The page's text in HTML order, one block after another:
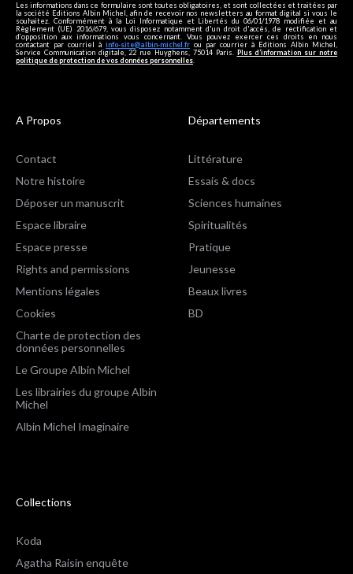
Les informations dans ce formulaire sont toutes obligatoires, et sont collectées et traitées par
la société Editions Albin Michel, afin de recevoir nos newsletters au format digital si vous le
souhaitez. Conformément à la Loi Informatique et Libertés du 06/01/1978 modifiée et au
Règlement (UE) 2016/679, vous disposez notamment d'un droit d'accès, de rectification et
d’opposition aux informations vous concernant. Vous pouvez exercer ces droits en nous
contactant par courriel à info-site@albin-michel.fr ou par courrier à Editions Albin Michel,
Service Communication digitale, 22 rue Huyghens, 75014 Paris. Plus d’information sur notre
politique de protection de vos données personnelles
A Propos
Contact
Notre histoire
Déposer un manuscrit
Espace libraire
Espace presse
Rights and permissions
Mentions légales
Cookies
Charte de protection des
données personnelles
Le Groupe Albin Michel
Les librairies du groupe Albin
Michel
Albin Michel Imaginaire
Départements
Littérature
Essais & docs
Sciences humaines
Spiritualités
Pratique
Jeunesse
Beaux livres
BD
Collections
Koda
Agatha Raisin enquête